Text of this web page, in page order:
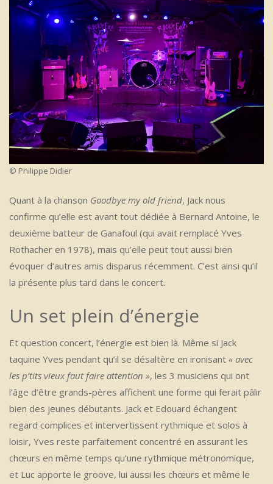
© Philippe Didier
Quant à la chanson Goodbye my old friend, Jack nous
confirme qu’elle est avant tout dédiée à Bernard Antoine, le
deuxième batteur de Ganafoul (qui avait remplacé Yves
Rothacher en 1978), mais qu’elle peut tout aussi bien
évoquer d’autres amis disparus récemment. C’est ainsi qu’il
la présente plus tard dans le concert.
Un set plein d’énergie
Et question concert, l’énergie est bien là. Même si Jack
taquine Yves pendant qu’il se désaltère en ironisant « avec
les p’tits vieux faut faire attention », les 3 musiciens qui ont
l’âge d’être grands-pères affichent une forme qui ferait pâlir
bien des jeunes débutants. Jack et Edouard échangent
regard complices et intervertissent rythmique et solos à
loisir, Yves reste parfaitement concentré en assurant les
chœurs en même temps qu’une rythmique métronomique,
et Luc apporte le groove, lui aussi les chœurs et même le